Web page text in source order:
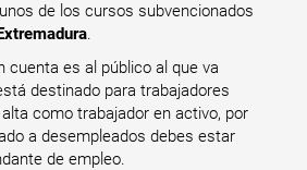
de los cursos subvencionados
.
cuenta es al público al que va
destinado para trabajadores
como trabajador en activo, por
a desempleados debes estar
de empleo.